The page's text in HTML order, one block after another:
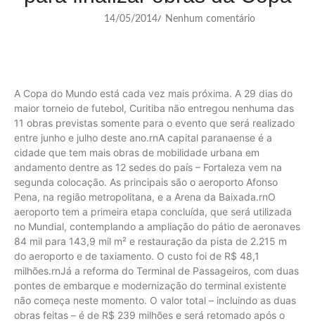
14/05/2014/ Nenhum comentário
A Copa do Mundo está cada vez mais próxima. A 29 dias do
maior torneio de futebol, Curitiba não entregou nenhuma das
11 obras previstas somente para o evento que será realizado
entre junho e julho deste ano.rnA capital paranaense é a
cidade que tem mais obras de mobilidade urbana em
andamento dentre as 12 sedes do país – Fortaleza vem na
segunda colocação. As principais são o aeroporto Afonso
Pena, na região metropolitana, e a Arena da Baixada.rnO
aeroporto tem a primeira etapa concluída, que será utilizada
no Mundial, contemplando a ampliação do pátio de aeronaves
84 mil para 143,9 mil m² e restauração da pista de 2.215 m
do aeroporto e de taxiamento. O custo foi de R$ 48,1
milhões.rnJá a reforma do Terminal de Passageiros, com duas
pontes de embarque e modernização do terminal existente
não começa neste momento. O valor total – incluindo as duas
obras feitas – é de R$ 239 milhões e será retomado após o